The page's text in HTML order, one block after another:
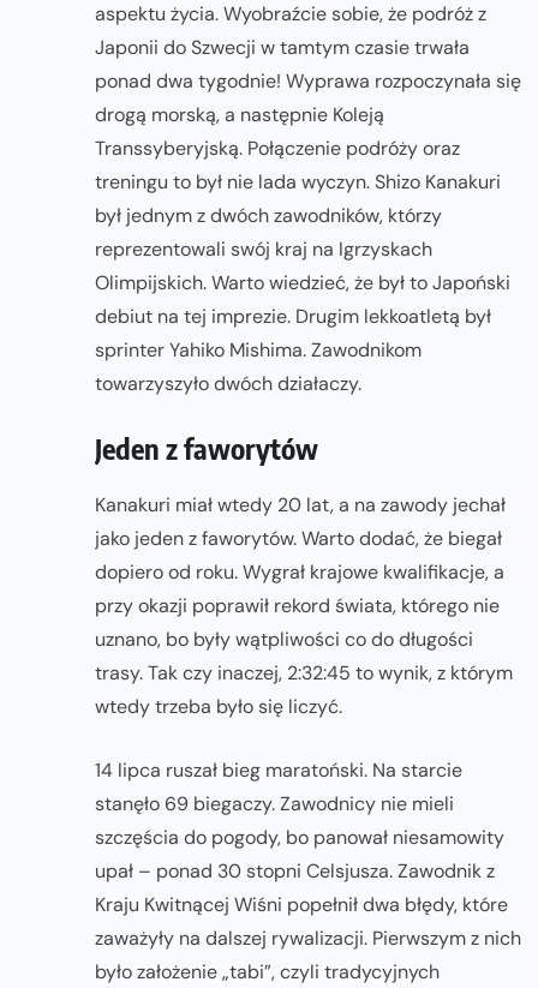
aspektu życia. Wyobraźcie sobie, że podróż z
Japonii do Szwecji w tamtym czasie trwała
ponad dwa tygodnie! Wyprawa rozpoczynała się
drogą morską, a następnie Koleją
Transsyberyjską. Połączenie podróży oraz
treningu to był nie lada wyczyn. Shizo Kanakuri
był jednym z dwóch zawodników, którzy
reprezentowali swój kraj na Igrzyskach
Olimpijskich. Warto wiedzieć, że był to Japoński
debiut na tej imprezie. Drugim lekkoatletą był
sprinter Yahiko Mishima. Zawodnikom
towarzyszyło dwóch działaczy.
Jeden z faworytów
Kanakuri miał wtedy 20 lat, a na zawody jechał
jako jeden z faworytów. Warto dodać, że biegał
dopiero od roku. Wygrał krajowe kwalifikacje, a
przy okazji poprawił rekord świata, którego nie
uznano, bo były wątpliwości co do długości
trasy. Tak czy inaczej, 2:32:45 to wynik, z którym
wtedy trzeba było się liczyć.
14 lipca ruszał bieg maratoński. Na starcie
stanęło 69 biegaczy. Zawodnicy nie mieli
szczęścia do pogody, bo panował niesamowity
upał – ponad 30 stopni Celsjusza. Zawodnik z
Kraju Kwitnącej Wiśni popełnił dwa błędy, które
zaważyły na dalszej rywalizacji. Pierwszym z nich
było założenie „tabi”, czyli tradycyjnych